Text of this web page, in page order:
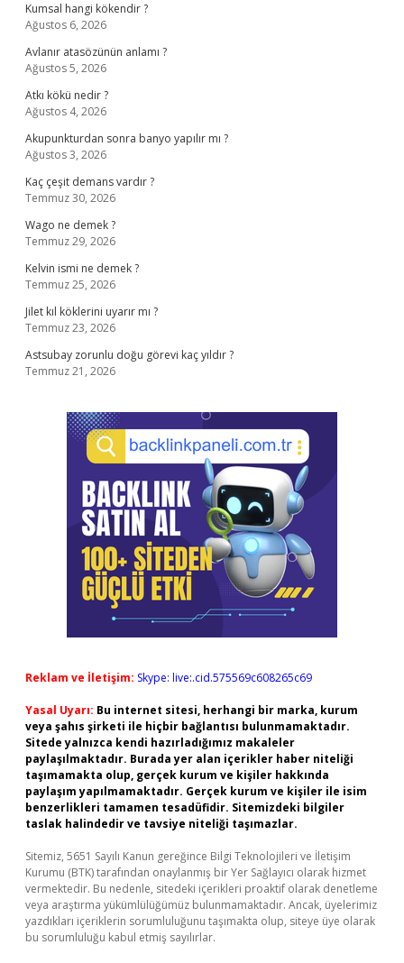
Kumsal hangi kökendir ?
Ağustos 6, 2026
Avlanır atasözünün anlamı ?
Ağustos 5, 2026
Atkı kökü nedir ?
Ağustos 4, 2026
Akupunkturdan sonra banyo yapılır mı ?
Ağustos 3, 2026
Kaç çeşit demans vardır ?
Temmuz 30, 2026
Wago ne demek ?
Temmuz 29, 2026
Kelvin ismi ne demek ?
Temmuz 25, 2026
Jilet kıl köklerini uyarır mı ?
Temmuz 23, 2026
Astsubay zorunlu doğu görevi kaç yıldır ?
Temmuz 21, 2026
Reklam ve İletişim: Skype: live:.cid.575569c608265c69
Yasal Uyarı: Bu internet sitesi, herhangi bir marka, kurum
veya şahıs şirketi ile hiçbir bağlantısı bulunmamaktadır.
Sitede yalnızca kendi hazırladığımız makaleler
paylaşılmaktadır. Burada yer alan içerikler haber niteliği
taşımamakta olup, gerçek kurum ve kişiler hakkında
paylaşım yapılmamaktadır. Gerçek kurum ve kişiler ile isim
benzerlikleri tamamen tesadüfidir. Sitemizdeki bilgiler
taslak halindedir ve tavsiye niteliği taşımazlar.
Sitemiz, 5651 Sayılı Kanun gereğince Bilgi Teknolojileri ve İletişim
Kurumu (BTK) tarafından onaylanmış bir Yer Sağlayıcı olarak hizmet
vermektedir. Bu nedenle, sitedeki içerikleri proaktif olarak denetleme
veya araştırma yükümlülüğümüz bulunmamaktadır. Ancak, üyelerimiz
yazdıkları içeriklerin sorumluluğunu taşımakta olup, siteye üye olarak
bu sorumluluğu kabul etmiş sayılırlar.